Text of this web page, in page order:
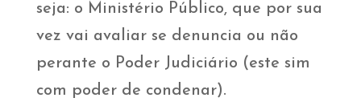
seja: o Ministério Público, que por sua
vez vai avaliar se denuncia ou não
perante o Poder Judiciário (este sim
com poder de condenar).